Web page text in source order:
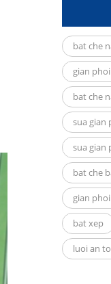
bat che
gian
bat che
sua gian
sua gian
bat che
gian
bat xep
luoi an